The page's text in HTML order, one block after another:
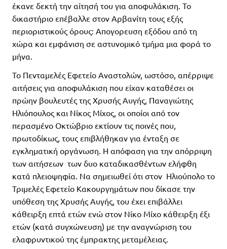
έκανε δεκτή την αίτησή του για αποφυλάκιση. Το
δικαστήριο επέβαλλε στον Αρβανίτη τους εξής
περιοριστικούς όρους: Απογορευση εξόδου από τη
χώρα και εμφάνιση σε αστυνομικό τμήμα μια φορά το
μήνα.
Το Πενταμελές Εφετείο Αναστολών, ωστόσο, απέρριψε
αιτήσεις για αποφυλάκιση που είχαν καταθέσει οι
πρώην βουλευτές της Χρυσής Αυγής, Παναγιώτης
Ηλιόπουλος και Νίκος Μίχος, οι οποίοι από τον
περασμένο Οκτώβριο εκτίουν τις ποινές που,
πρωτοδίκως, τους επιβλήθηκαν για ένταξη σε
εγκληματική οργάνωση. Η απόφαση για την απόρριψη
των αιτήσεων των δυο καταδικασθέντων ελήφθη
κατά πλειοψηφία. Να σημειωθεί ότι στον Ηλιούπολο το
Τριμελές Εφετείο Κακουργημάτων που δίκασε την
υπόθεση της Χρυσής Αυγής, του έχει επιβάλλει
κάθειρξη επτά ετών ενώ στον Νίκο Μίχο κάθειρξη έξι
ετών (κατά συγχώνευση) με την αναγνώριση του
ελαφρυντικού της έμπρακτης μεταμέλειας.